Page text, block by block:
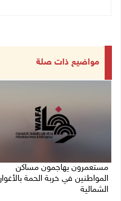
مواضيع ذات صلة
مستعمرون يهاجمون مساكن
المواطنين في خربة الحمة بالأغوار
الشمالية